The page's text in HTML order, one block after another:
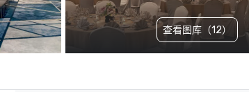
查看图库（12）